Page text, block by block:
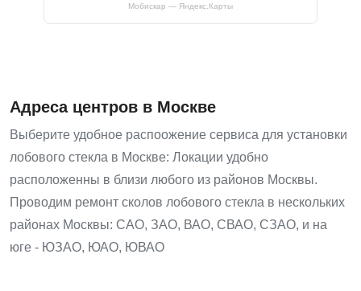
Мобискар — Яндекс.Карты
Адреса центров в Москве
Выберите удобное распоожение сервиса для установки
лобового стекла в Москве: Локации удобно
расположенны в близи любого из районов Москвы.
Проводим ремонт сколов лобового стекла в нескольких
районах Москвы: САО, ЗАО, ВАО, СВАО, СЗАО, и на
юге - ЮЗАО, ЮАО, ЮВАО